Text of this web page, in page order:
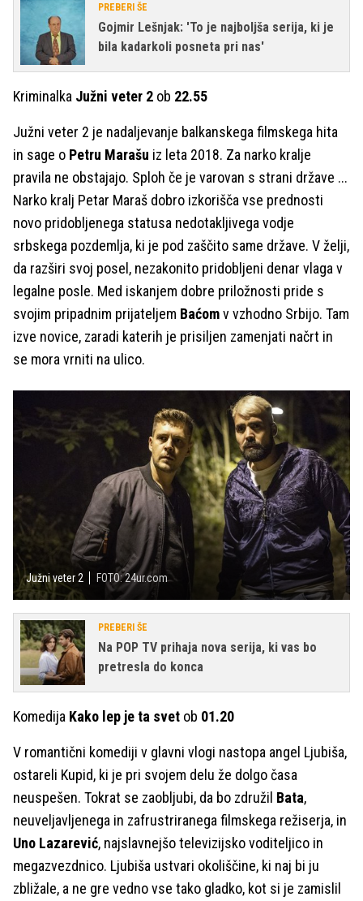
PREBERI ŠE
Gojmir Lešnjak: 'To je najboljša serija, ki je
bila kadarkoli posneta pri nas'
Kriminalka Južni veter 2 ob 22.55
Južni veter 2 je nadaljevanje balkanskega filmskega hita
in sage o Petru Marašu iz leta 2018. Za narko kralje
pravila ne obstajajo. Sploh če je varovan s strani države ...
Narko kralj Petar Maraš dobro izkorišča vse prednosti
novo pridobljenega statusa nedotakljivega vodje
srbskega pozdemlja, ki je pod zaščito same države. V želji,
da razširi svoj posel, nezakonito pridobljeni denar vlaga v
legalne posle. Med iskanjem dobre priložnosti pride s
svojim pripadnim prijateljem Baćomv vzhodno Srbijo. Tam
izve novice, zaradi katerih je prisiljen zamenjati načrt in
se mora vrniti na ulico.
Južni veter 2 FOTO: 24ur.com
PREBERI ŠE
Na POP TV prihaja nova serija, ki vas bo
pretresla do konca
Komedija Kako lep je ta svet ob 01.20
V romantični komediji v glavni vlogi nastopa angel Ljubiša,
ostareli Kupid, ki je pri svojem delu že dolgo časa
neuspešen. Tokrat se zaobljubi, da bo združil Bata,
neuveljavljenega in zafrustriranega filmskega režiserja, in
Uno Lazarević, najslavnejšo televizijsko voditeljico in
megazvezdnico. Ljubiša ustvari okoliščine, ki naj bi ju
zbližale, a ne gre vedno vse tako gladko, kot si je zamislil